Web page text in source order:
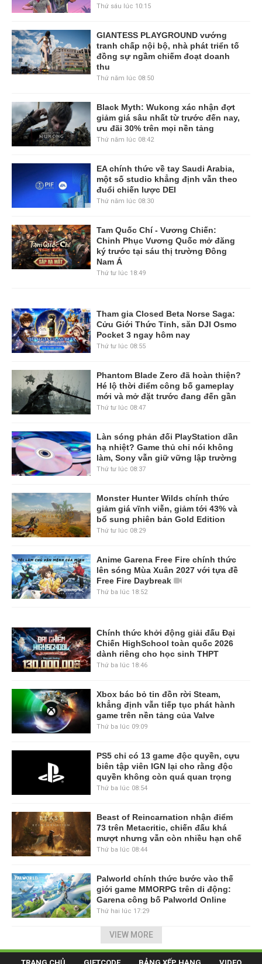
Thứ sáu lúc 10:15
GIANTESS PLAYGROUND vướng
tranh chấp nội bộ, nhà phát triển tố
đồng sự ngầm chiếm đoạt doanh
thu
Thứ năm lúc 08:50
Black Myth: Wukong xác nhận đợt
giảm giá sâu nhất từ trước đến nay,
ưu đãi 30% trên mọi nền tảng
Thứ năm lúc 08:42
EA chính thức về tay Saudi Arabia,
một số studio khẳng định vẫn theo
đuổi chiến lược DEI
Thứ năm lúc 08:30
Tam Quốc Chí - Vương Chiến:
Chinh Phục Vương Quốc mở đăng
ký trước tại sáu thị trường Đông
Nam Á
Thứ tư lúc 18:49
Tham gia Closed Beta Norse Saga:
Cửu Giới Thức Tỉnh, săn DJI Osmo
Pocket 3 ngay hôm nay
Thứ tư lúc 08:55
Phantom Blade Zero đã hoàn thiện?
Hé lộ thời điểm công bố gameplay
mới và mở đặt trước đang đến gần
Thứ tư lúc 08:47
Làn sóng phản đối PlayStation dần
hạ nhiệt? Game thủ chỉ nói không
làm, Sony vẫn giữ vững lập trường
Thứ tư lúc 08:37
Monster Hunter Wilds chính thức
giảm giá vĩnh viễn, giảm tới 43% và
bổ sung phiên bản Gold Edition
Thứ tư lúc 08:29
Anime Garena Free Fire chính thức
lên sóng Mùa Xuân 2027 với tựa đề
Free Fire Daybreak
Thứ ba lúc 18:52
Chính thức khởi động giải đấu Đại
Chiến HighSchool toàn quốc 2026
dành riêng cho học sinh THPT
Thứ ba lúc 18:46
Xbox bác bỏ tin đồn rời Steam,
khẳng định vẫn tiếp tục phát hành
game trên nền tảng của Valve
Thứ ba lúc 09:09
PS5 chỉ có 13 game độc quyền, cựu
biên tập viên IGN lại cho rằng độc
quyền không còn quá quan trọng
Thứ ba lúc 08:54
Beast of Reincarnation nhận điểm
73 trên Metacritic, chiến đấu khá
mượt nhưng vẫn còn nhiều hạn chế
Thứ ba lúc 08:44
Palworld chính thức bước vào thế
giới game MMORPG trên di động:
Garena công bố Palworld Online
Thứ hai lúc 17:29
VIEW MORE